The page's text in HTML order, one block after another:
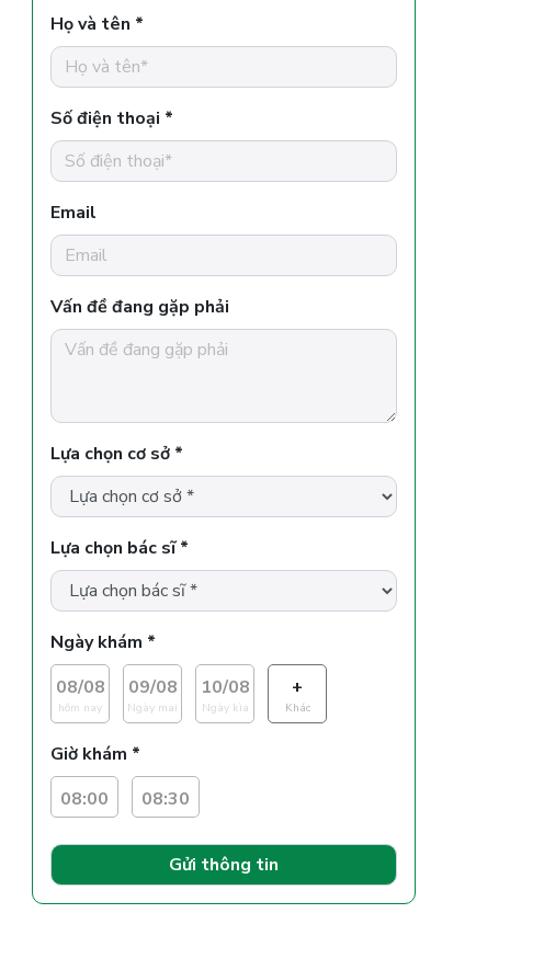
Họ và tên *
Số điện thoại *
Email
Vấn đề đang gặp phải
Lựa chọn cơ sở *
Lựa chọn bác sĩ *
Ngày khám *
08/08
hôm nay
09/08
Ngày mai
10/08
Ngày kìa
+
Khác
Giờ khám *
08:00
08:30
Gửi thông tin